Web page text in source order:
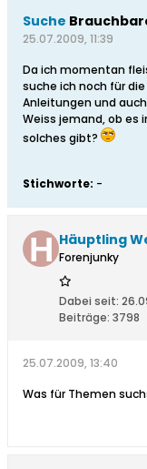
Suche
25.07.2009, 11:39
Da ich momentan
suche ich noch für
Anleitungen und
Weiss jemand, ob es
solches gibt?
Stichworte: -
Häuptling
Forenjunky
Dabei seit:
Beiträge: 3798
25.07.2009, 13:40
Was für Themen